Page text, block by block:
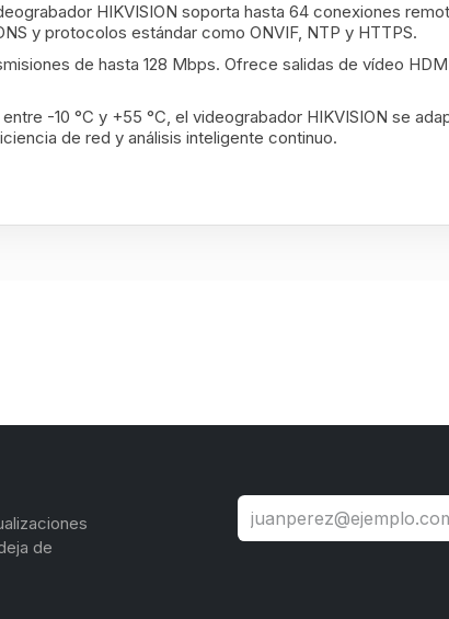
HIKVISION soporta hasta 64 conexiones
y protocolos estándar como ONVIF, NTP y HTTPS.
de hasta 128 Mbps. Ofrece salidas de vídeo
-10 °C y +55 °C, el videograbador HIKVISION se
de red y análisis inteligente continuo.
de